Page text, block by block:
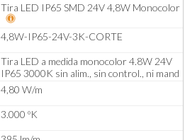
Tira LED IP65 SMD 24V 4,8W Monocolor
4,8W-IP65-24V-3K-CORTE
Tira LED a medida monocolor 4.8W 24V
IP65 3000K sin alim., sin control., ni mand
4,80 W/m
3.000 ºK